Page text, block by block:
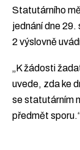
Statutárního
jednání dne
2 výslovně
„K žádosti
uvede, zda ke
se statutárním
předmět